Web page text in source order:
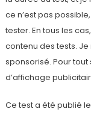
ce n’est pas
tester. En tous les
contenu des tests.
sponsorisé. Pour
d’affichage
Ce test a été publié le